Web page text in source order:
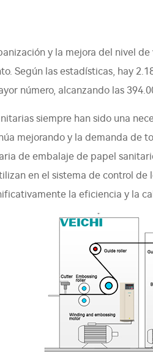
y la mejora del nivel
Según las estadísticas, hay
número, alcanzando las
siempre han sido una
mejorando y la demanda de
de embalaje de papel
en el sistema de control
la eficiencia y la